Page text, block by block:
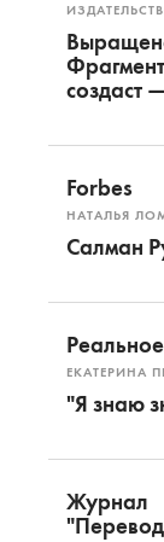
создаст
Forbes
НАТАЛЬЯ
Салман
ЕКАТЕРИНА
"Я знаю
Журнал